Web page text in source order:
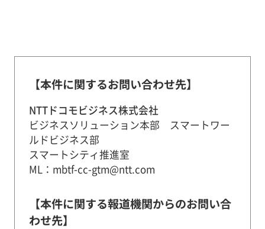
【本件に関するお問い合わせ先】
NTTドコモビジネス株式会社
ビジネスソリューション本部 スマートワー
ルドビジネス部
スマートシティ推進室
ML：mbtf-cc-gtm@ntt.com
【本件に関する報道機関からのお問い合
わせ先】